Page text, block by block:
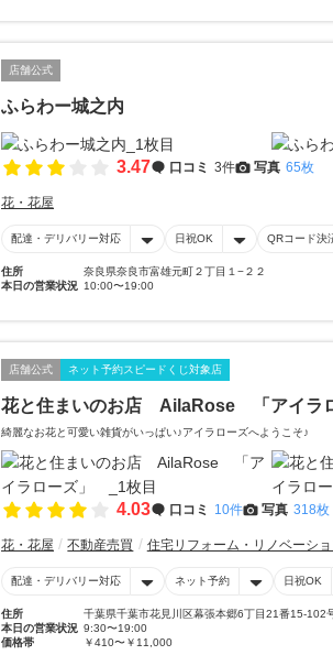
店舗公式
ふらわー城之内
3.47 口コミ 3件 写真 65枚
花・花屋
配達・デリバリー対応 日祝OK QRコード決
住所
奈良県奈良市富雄元町２丁目１−２２
本日の営業状況 10:00〜19:00
店舗公式 ネット予約スピードくじ対象店
花と住まいのお店 AilaRose 「アイラ
綺麗なお花と可愛い雑貨がいっぱい♪アイラローズへようこそ♪
4.03 口コミ 10件 写真 318枚
花・花屋 不動産売買 住宅リフォーム・リノベーシ
配達・デリバリー対応 ネット予約 日祝OK
住所
千葉県千葉市花見川区幕張本郷6丁目21番15-102
本日の営業状況 9:30〜19:00
価格帯
￥410〜￥11,000